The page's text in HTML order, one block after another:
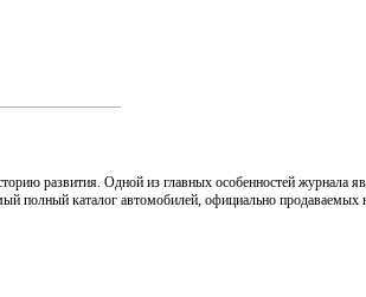
развития. Одной из главных особенностей журнала
полный каталог автомобилей, официально продаваемых